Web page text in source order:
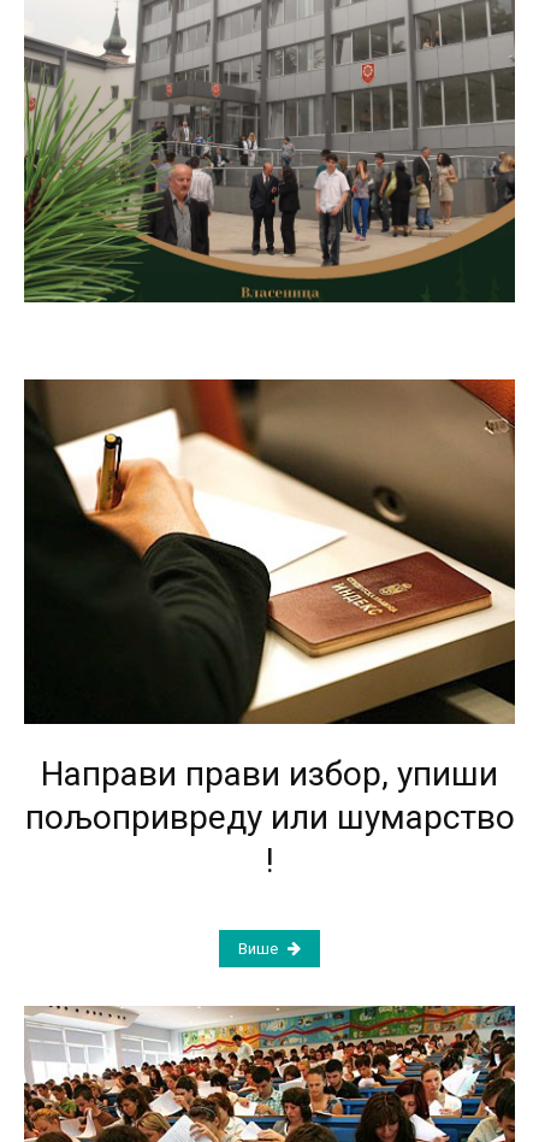
Направи прави избор, упиши
пољопривреду или шумарство
!
Више